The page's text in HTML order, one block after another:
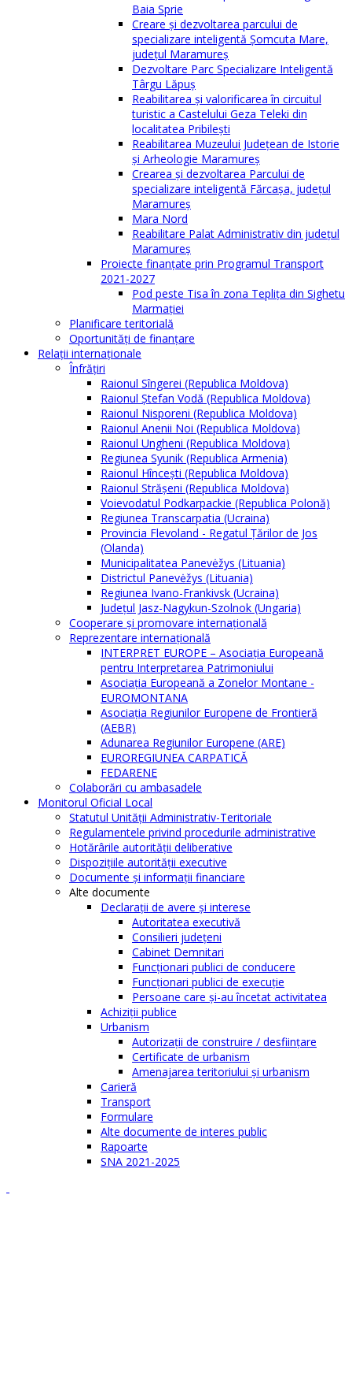
Baia Sprie
Creare și dezvoltarea parcului de
specializare inteligentă Șomcuta Mare,
județul Maramureș
Dezvoltare Parc Specializare Inteligentă
Târgu Lăpuș
Reabilitarea și valorificarea în circuitul
turistic a Castelului Geza Teleki din
localitatea Pribilești
Reabilitarea Muzeului Județean de Istorie
și Arheologie Maramureș
Crearea și dezvoltarea Parcului de
specializare inteligentă Fărcașa, județul
Maramureș
Mara Nord
Reabilitare Palat Administrativ din județul
Maramureș
Proiecte finanțate prin Programul Transport
2021-2027
Pod peste Tisa în zona Teplița din Sighetu
Marmației
Planificare teritorială
Oportunităţi de finanţare
Relaţii internaţionale
Înfrăţiri
Raionul Sîngerei (Republica Moldova)
Raionul Ștefan Vodă (Republica Moldova)
Raionul Nisporeni (Republica Moldova)
Raionul Anenii Noi (Republica Moldova)
Raionul Ungheni (Republica Moldova)
Regiunea Syunik (Republica Armenia)
Raionul Hîncești (Republica Moldova)
Raionul Străşeni (Republica Moldova)
Voievodatul Podkarpackie (Republica Polonă)
Regiunea Transcarpatia (Ucraina)
Provincia Flevoland - Regatul Ţărilor de Jos
(Olanda)
Municipalitatea Panevėžys (Lituania)
Districtul Panevėžys (Lituania)
Regiunea Ivano-Frankivsk (Ucraina)
Judeţul Jasz-Nagykun-Szolnok (Ungaria)
Cooperare şi promovare internaţională
Reprezentare internaţională
INTERPRET EUROPE – Asociația Europeană
pentru Interpretarea Patrimoniului
Asociația Europeană a Zonelor Montane -
EUROMONTANA
Asociația Regiunilor Europene de Frontieră
(AEBR)
Adunarea Regiunilor Europene (ARE)
EUROREGIUNEA CARPATICĂ
FEDARENE
Colaborări cu ambasadele
Monitorul Oficial Local
Statutul Unităţii Administrativ-Teritoriale
Regulamentele privind procedurile administrative
Hotărârile autorităţii deliberative
Dispoziţiile autorităţii executive
Documente şi informaţii financiare
Alte documente
Declaraţii de avere şi interese
Autoritatea executivă
Consilieri judeţeni
Cabinet Demnitari
Funcţionari publici de conducere
Funcționari publici de execuție
Persoane care şi-au încetat activitatea
Achiziţii publice
Urbanism
Autorizații de construire / desființare
Certificate de urbanism
Amenajarea teritoriului şi urbanism
Carieră
Transport
Formulare
Alte documente de interes public
Rapoarte
SNA 2021-2025